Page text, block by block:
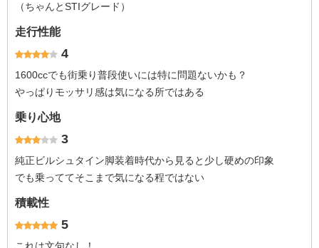
（ちゃんとSTIグレード）
走行性能
4
1600ccでも街乗り普段使いには特に問題ないかも？
やっぱりモッサリ感は気になる所ではある
乗り心地
3
純正ビルシュタイン脚装着時代から見ると少し硬めの印象
でも乗っててそこまで気になる程ではない
積載性
5